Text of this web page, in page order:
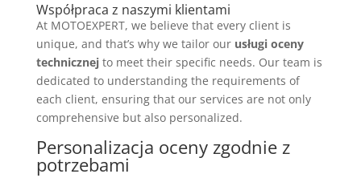
Współpraca z naszymi klientami
At MOTOEXPERT, we believe that every client is
unique, and that’s why we tailor our usługi oceny
technicznejto meet their specific needs. Our team is
dedicated to understanding the requirements of
each client, ensuring that our services are not only
comprehensive but also personalized.
Personalizacja oceny zgodnie z
potrzebami